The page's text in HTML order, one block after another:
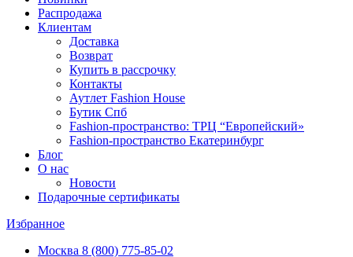
Распродажа
Клиентам
Доставка
Возврат
Купить в рассрочку
Контакты
Аутлет Fashion House
Бутик Спб
Fashion-пространство: ТРЦ “Европейский»
Fashion-пространство Екатеринбург
Блог
О нас
Новости
Подарочные сертификаты
Избранное
Москва 8 (800) 775-85-02